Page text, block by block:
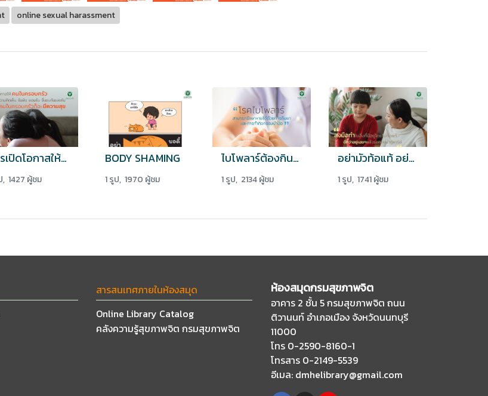
online sexual harassment
การเปิดโอกาสให้คนในครอบครัว...
, 1427 ผู้ชม
BODY SHAMING
1 รูป, 1970 ผู้ชม
ไบโพลาร์ต้องกินยาและทำกิจกรรมบำบัด
1 รูป, 2134 ผู้ชม
อย่ามัวท้อแท้ อย่ามัวรีรอที่จะลงมือทำ
1 รูป, 1741 ผู้ชม
สารสนเทศภายในห้องสมุด
Online Library Catalog
คลังความรู้สุขภาพจิต กรมสุขภาพจิต
ห้องสมุดกรมสุขภาพจิต
อาคาร 2 ชั้น 5 กรมสุขภาพจิต ถนน
ติวานนท์ อำเภอเมือง จังหวัดนนทบุรี
11000
โทร 0-2590-8160-1
โทรสาร 0-2149-5539
อีเมล: dmhelibrary@gmail.com